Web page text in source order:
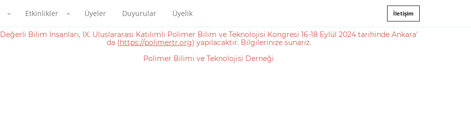
Etkinlikler Üyeler Duyurular Üyelik İletişim
Değerli Bilim İnsanları, IX. Uluslararası Katılımlı Polimer Bilim ve Teknolojisi Kongresi 16-18 Eylül 2024 tarihinde Ankara'
da (https://polimertr.org) yapılacaktır. Bilgilerinize sunarız.
Polimer Bilimi ve Teknolojisi Derneği